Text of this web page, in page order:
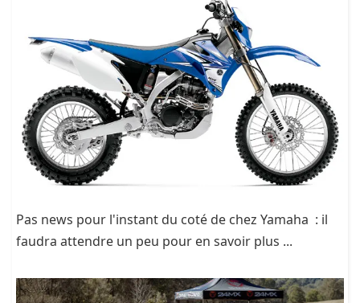
Pas news pour l'instant du coté de chez Yamaha : il
faudra attendre un peu pour en savoir plus ...